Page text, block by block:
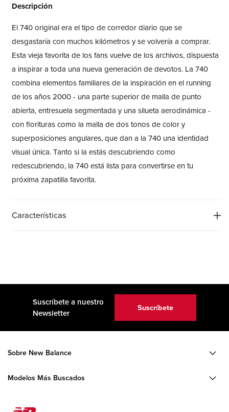
Descripción
El 740 original era el tipo de corredor diario que se
desgastaría con muchos kilómetros y se volvería a comprar.
Esta vieja favorita de los fans vuelve de los archivos, dispuesta
a inspirar a toda una nueva generación de devotos. La 740
combina elementos familiares de la inspiración en el running
de los años 2000 - una parte superior de malla de punto
abierta, entresuela segmentada y una silueta aerodinámica -
con florituras como la malla de dos tonos de color y
superposiciones angulares, que dan a la 740 una identidad
visual única. Tanto si la estás descubriendo como
redescubriendo, la 740 está lista para convertirse en tu
próxima zapatilla favorita.
Características
Suscríbete a nuestro
Newsletter
Suscríbete
Sobre New Balance
Modelos Más Buscados